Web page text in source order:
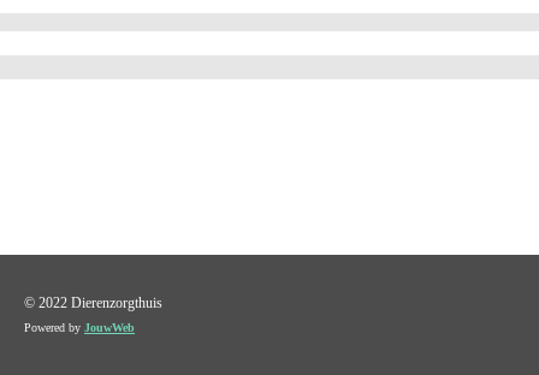
© 2022 Dierenzorgthuis
Powered by JouwWeb